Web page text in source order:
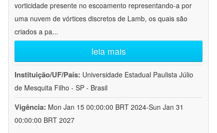
vorticidade presente no escoamento representando-a por
uma nuvem de vórtices discretos de Lamb, os quais são
criados a pa...
leia mais
Instituição/UF/País: Universidade Estadual Paulista Júlio
de Mesquita Filho - SP - Brasil
Vigência: Mon Jan 15 00:00:00 BRT 2024-Sun Jan 31
00:00:00 BRT 2027